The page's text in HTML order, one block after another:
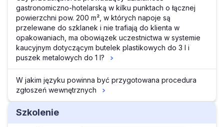
gastronomiczno-hotelarską w kilku punktach o łącznej
powierzchni pow. 200 m², w których napoje są
przelewane do szklanek i nie trafiają do klienta w
opakowaniach, ma obowiązek uczestnictwa w systemie
kaucyjnym dotyczącym butelek plastikowych do 3 l i
puszek metalowych do 1 l?
W jakim języku powinna być przygotowana procedura
zgłoszeń wewnętrznych
Szkolenie